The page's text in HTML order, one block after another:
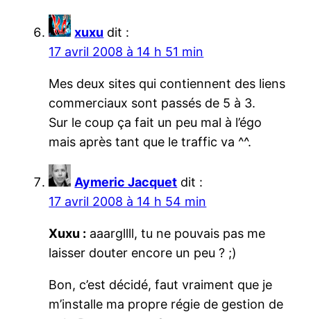
xuxu dit :
17 avril 2008 à 14 h 51 min
Mes deux sites qui contiennent des liens
commerciaux sont passés de 5 à 3.
Sur le coup ça fait un peu mal à l’égo
mais après tant que le traffic va ^^.
Aymeric Jacquet dit :
17 avril 2008 à 14 h 54 min
Xuxu : aaargllll, tu ne pouvais pas me
laisser douter encore un peu ? ;)
Bon, c’est décidé, faut vraiment que je
m’installe ma propre régie de gestion de